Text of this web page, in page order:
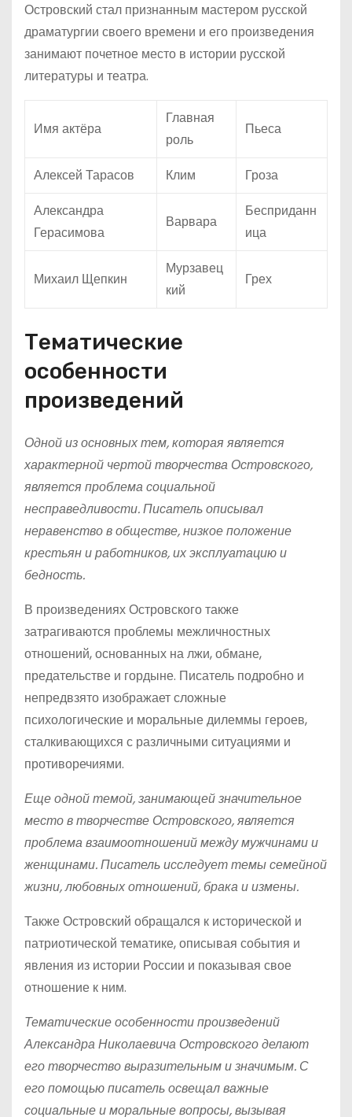
Островский стал признанным мастером русской
драматургии своего времени и его произведения
занимают почетное место в истории русской
литературы и театра.
Имя актёра
Главная
роль
Пьеса
Алексей Тарасов Клим
Гроза
Александра
Герасимова
Варвара
Бесприданн
ица
Михаил Щепкин
Мурзавец
кий
Грех
Тематические
особенности
произведений
Одной из основных тем, которая является
характерной чертой творчества Островского,
является проблема социальной
несправедливости. Писатель описывал
неравенство в обществе, низкое положение
крестьян и работников, их эксплуатацию и
бедность.
В произведениях Островского также
затрагиваются проблемы межличностных
отношений, основанных на лжи, обмане,
предательстве и гордыне. Писатель подробно и
непредвзято изображает сложные
психологические и моральные дилеммы героев,
сталкивающихся с различными ситуациями и
противоречиями.
Еще одной темой, занимающей значительное
место в творчестве Островского, является
проблема взаимоотношений между мужчинами и
женщинами. Писатель исследует темы семейной
жизни, любовных отношений, брака и измены.
Также Островский обращался к исторической и
патриотической тематике, описывая события и
явления из истории России и показывая свое
отношение к ним.
Тематические особенности произведений
Александра Николаевича Островского делают
его творчество выразительным и значимым. С
его помощью писатель освещал важные
социальные и моральные вопросы, вызывая